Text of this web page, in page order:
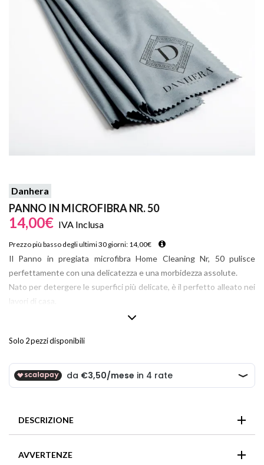
Danhera
PANNO IN MICROFIBRA NR. 50
14,00€ IVA Inclusa
Prezzo più basso degli ultimi 30 giorni: 14,00€
Il Panno in pregiata microfibra Home Cleaning Nr, 50 pulisce
perfettamente con una delicatezza e una morbidezza assolute.
Nato per detergere le superfici più delicate, è il perfetto alleato nei
lavori di casa.
Grazie alla speciale trama ideata per le lenti, NON graffia e NON
Assorbe, asciuga, lucida e si sciacqua facilmente.
lucide.
Solo 2 pezzi disponibili
DESCRIZIONE
perfettamente con una delicatezza e una morbidezza
AVVERTENZE